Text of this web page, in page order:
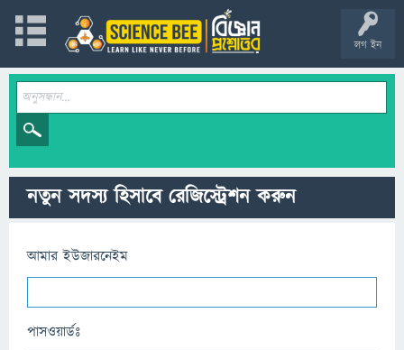
লগ ইন
নতুন সদস্য হিসাবে রেজিস্ট্রেশন করুন
আমার ইউজারনেইম
পাসওয়ার্ডঃ